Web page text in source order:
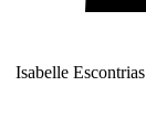
Isabelle Escontrias